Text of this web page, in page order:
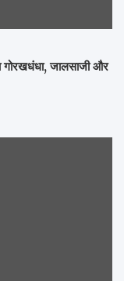
जालसाजी और